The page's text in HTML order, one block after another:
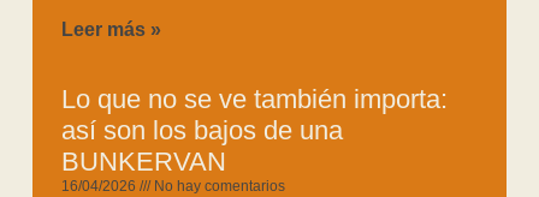
Leer más »
Lo que no se ve también importa:
así son los bajos de una
BUNKERVAN
16/04/2026 No hay comentarios